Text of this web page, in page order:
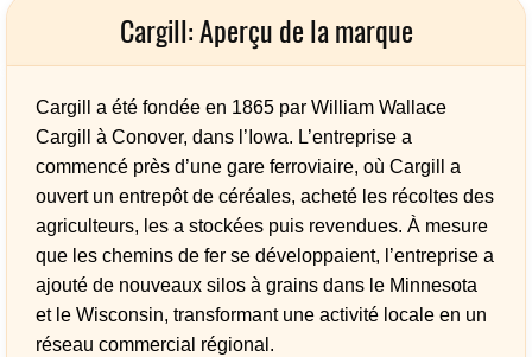
Cargill: Aperçu de la marque
Cargill a été fondée en 1865 par William Wallace
Cargill à Conover, dans l’Iowa. L’entreprise a
commencé près d’une gare ferroviaire, où Cargill a
ouvert un entrepôt de céréales, acheté les récoltes des
agriculteurs, les a stockées puis revendues. À mesure
que les chemins de fer se développaient, l’entreprise a
ajouté de nouveaux silos à grains dans le Minnesota
et le Wisconsin, transformant une activité locale en un
réseau commercial régional.